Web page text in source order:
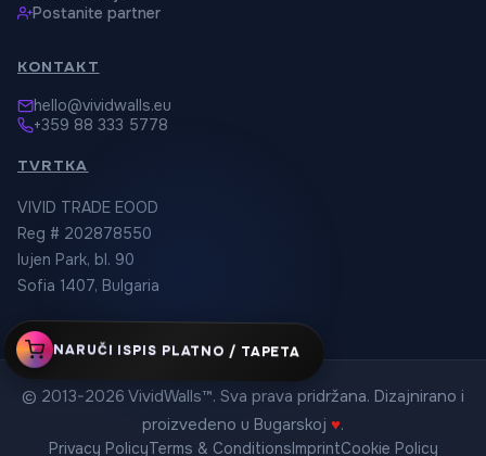
Postanite partner
KONTAKT
hello@vividwalls.eu
+359 88 333 5778
TVRTKA
VIVID TRADE EOOD
Reg # 202878550
Iujen Park, bl. 90
Sofia 1407, Bulgaria
© 2013-2026 VividWalls™. Sva prava pridržana. Dizajnirano i
proizvedeno u Bugarskoj ♥.
Privacy PolicyTerms & ConditionsImprintCookie Policy
NARUČI ISPIS PLATNO / TAPETA